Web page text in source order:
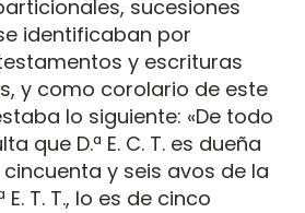
sucesiones
identificaban por
y escrituras
y como corolario de este
lo siguiente: «De todo
que D.ª E. C. T. es dueña
y seis avos de la
T. T., lo es de cinco